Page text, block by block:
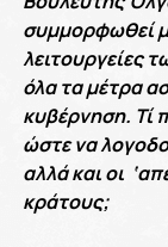
συμμορφωθεί
λειτουργείες
όλα τα μέτρα
κυβέρνηση. Τί
ώστε να
αλλά και οι
κράτους;